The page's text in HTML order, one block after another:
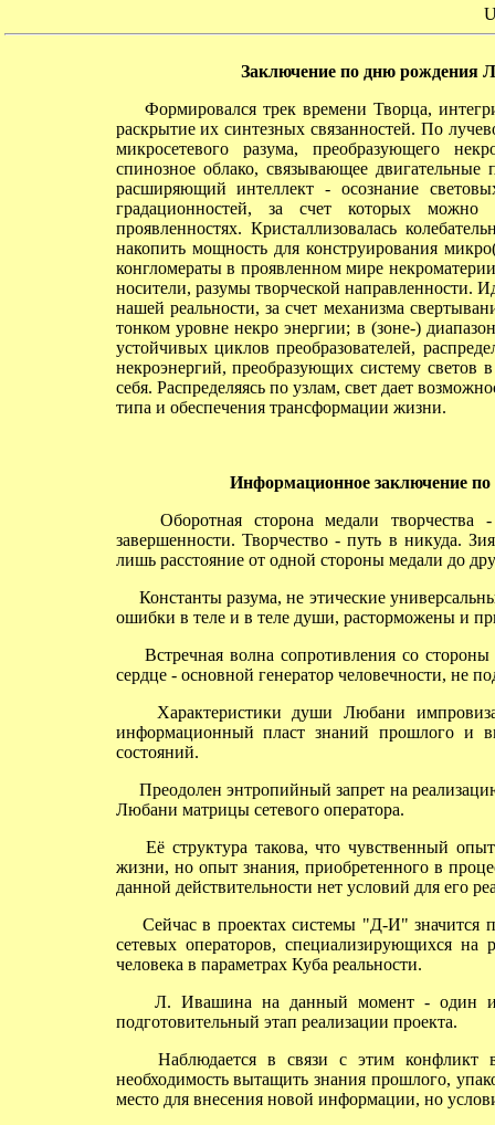
Заключение по дню рождения
Формировался трек времени Творца,
раскрытие их синтезных связанностей. По
микросетевого разума, преобразующего
спинозное облако, связывающее
расширяющий интеллект - осознание
градационностей, за счет которых
проявленностях. Кристаллизовалась
накопить мощность для конструирования
конгломераты в проявленном мире
носители, разумы творческой направленности.
нашей реальности, за счет механизма
тонком уровне некро энергии; в (зоне-)
устойчивых циклов преобразователей,
некроэнергий, преобразующих систему
себя. Распределяясь по узлам, свет дает
типа и обеспечения трансформации жизни.
Информационное заключение
Оборотная сторона медали творчества -
завершенности. Творчество - путь в никуда.
лишь расстояние от одной стороны медали до
Константы разума, не этические
ошибки в теле и в теле души, расторможены и
Встречная волна сопротивления со стороны
сердце - основной генератор человечности, не
Характеристики души Любани
информационный пласт знаний прошлого и
состояний.
Преодолен энтропийный запрет на
Любани матрицы сетевого оператора.
Её структура такова, что чувственный
жизни, но опыт знания, приобретенного в
данной действительности нет условий для его
Сейчас в проектах системы "Д-И" значится
сетевых операторов, специализирующихся на
человека в параметрах Куба реальности.
Л. Ивашина на данный момент - один из
подготовительный этап реализации проекта.
Наблюдается в связи с этим конфликт во
необходимость вытащить знания прошлого,
место для внесения новой информации, но